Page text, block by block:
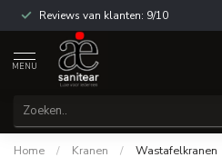
Reviews van klanten: 9/10
MENU
Home / Kranen / Wastafelkranen